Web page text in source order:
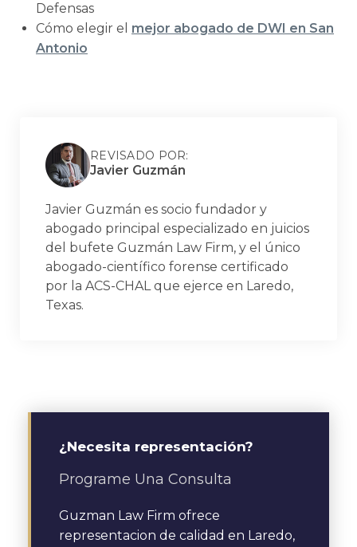
Defensas
Cómo elegir el mejor abogado de DWI en San
Antonio
REVISADO POR:
Javier Guzmán
Javier Guzmán es socio fundador y
abogado principal especializado en juicios
del bufete Guzmán Law Firm, y el único
abogado-científico forense certificado
por la ACS-CHAL que ejerce en Laredo,
Texas.
¿Necesita representación?
Programe Una Consulta
Guzman Law Firm ofrece
representacion de calidad en Laredo,